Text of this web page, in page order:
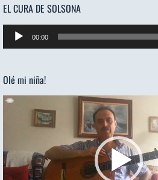
EL CURA DE SOLSONA
Reproductor
de
00:00
Olé mi niña!
Reproductor